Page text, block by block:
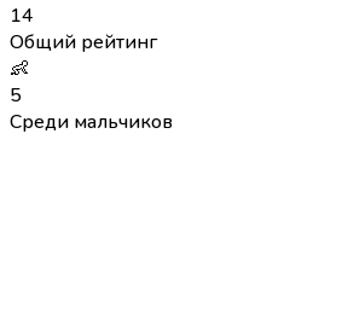
14
Общий рейтинг
👶
5
Среди мальчиков